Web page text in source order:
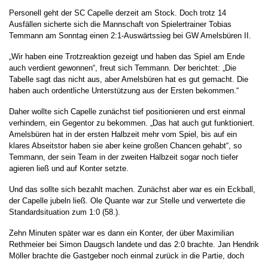
Personell geht der SC Capelle derzeit am Stock. Doch trotz 14
Ausfällen sicherte sich die Mannschaft von Spielertrainer Tobias
Temmann am Sonntag einen 2:1-Auswärtssieg bei GW Amelsbüren II.
„Wir haben eine Trotzreaktion gezeigt und haben das Spiel am Ende
auch verdient gewonnen“, freut sich Temmann. Der berichtet: „Die
Tabelle sagt das nicht aus, aber Amelsbüren hat es gut gemacht. Die
haben auch ordentliche Unterstützung aus der Ersten bekommen.“
Daher wollte sich Capelle zunächst tief positionieren und erst einmal
verhindern, ein Gegentor zu bekommen. „Das hat auch gut funktioniert.
Amelsbüren hat in der ersten Halbzeit mehr vom Spiel, bis auf ein
klares Abseitstor haben sie aber keine großen Chancen gehabt“, so
Temmann, der sein Team in der zweiten Halbzeit sogar noch tiefer
agieren ließ und auf Konter setzte.
Und das sollte sich bezahlt machen. Zunächst aber war es ein Eckball,
der Capelle jubeln ließ. Ole Quante war zur Stelle und verwertete die
Standardsituation zum 1:0 (58.).
Zehn Minuten später war es dann ein Konter, der über Maximilian
Rethmeier bei Simon Daugsch landete und das 2:0 brachte. Jan Hendrik
Möller brachte die Gastgeber noch einmal zurück in die Partie, doch